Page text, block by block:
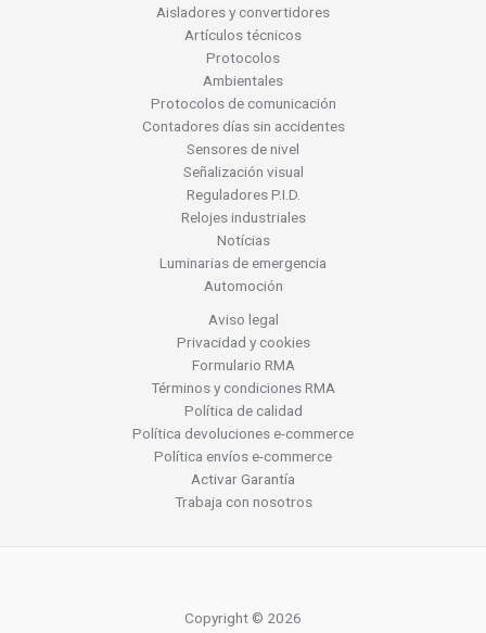
Aisladores y convertidores
Artículos técnicos
Protocolos
Ambientales
Protocolos de comunicación
Contadores días sin accidentes
Sensores de nivel
Señalización visual
Reguladores P.I.D.
Relojes industriales
Notícias
Luminarias de emergencia
Automoción
Aviso legal
Privacidad y cookies
Formulario RMA
Términos y condiciones RMA
Política de calidad
Política devoluciones e-commerce
Política envíos e-commerce
Activar Garantía
Trabaja con nosotros
Copyright © 2026